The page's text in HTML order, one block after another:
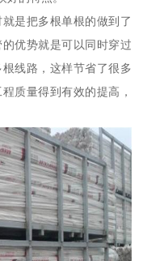
是把多根单根的做到了
优势就是可以同时穿过
线路，这样节省了很多
质量得到有效的提高，